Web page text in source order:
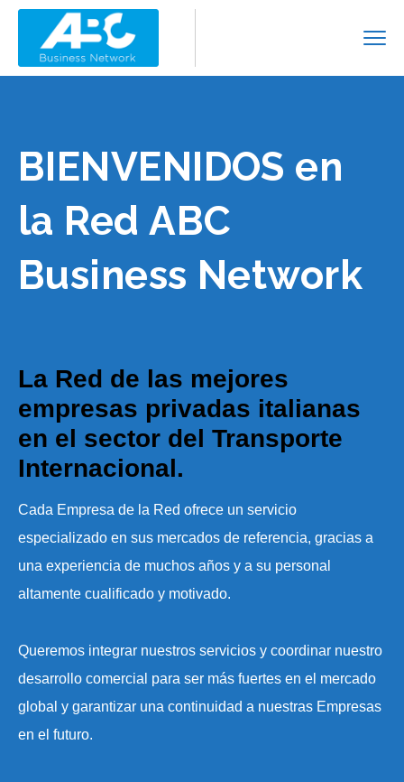
BIENVENIDOS en
la Red ABC
Business Network
La Red de las mejores
empresas privadas italianas
en el sector del Transporte
Internacional.
Cada Empresa de la Red ofrece un servicio
especializado en sus mercados de referencia, gracias a
una experiencia de muchos años y a su personal
altamente cualificado y motivado.
Queremos integrar nuestros servicios y coordinar nuestro
desarrollo comercial para ser más fuertes en el mercado
global y garantizar una continuidad a nuestras Empresas
en el futuro.